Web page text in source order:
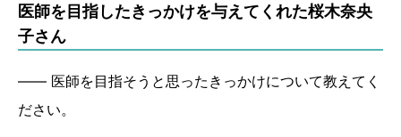
医師を目指したきっかけを与えてくれた桜木奈央
子さん
―― 医師を目指そうと思ったきっかけについて教えてく
ださい。